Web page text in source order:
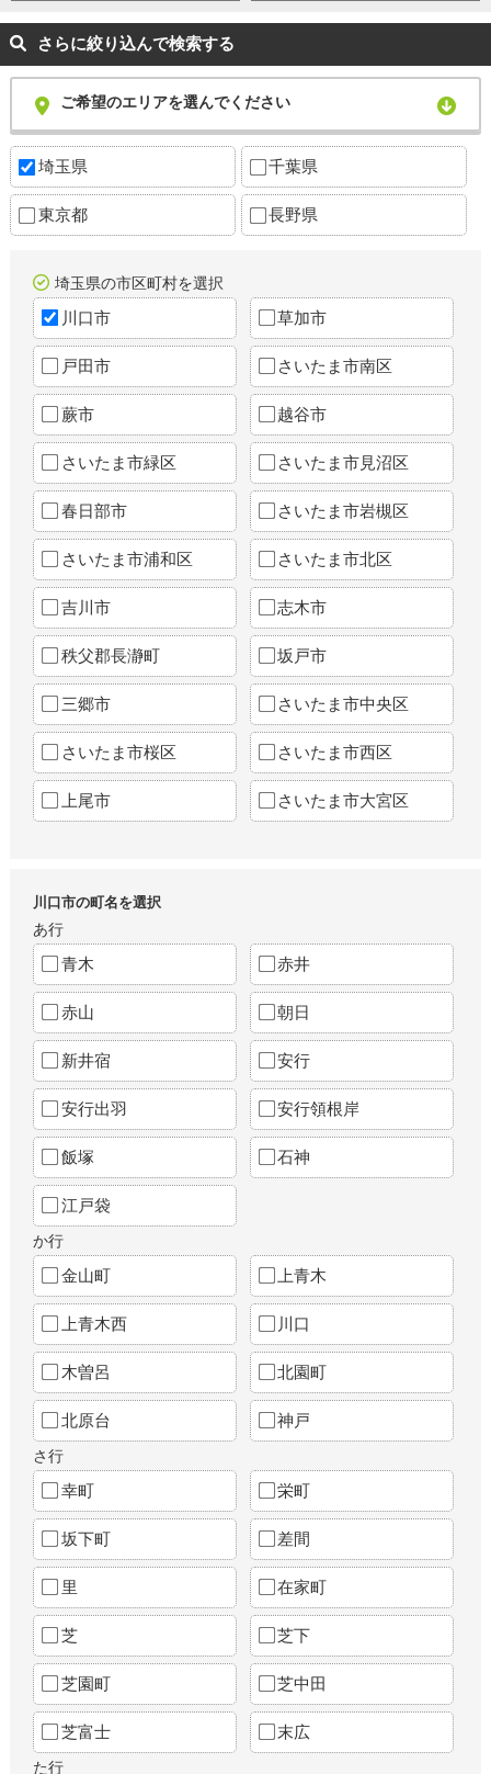
さらに絞り込んで検索する
ご希望のエリアを選んでください
埼玉県 千葉県
東京都 長野県
埼玉県の市区町村を選択
川口市 草加市
戸田市 さいたま市南区
蕨市 越谷市
さいたま市緑区 さいたま市見沼区
春日部市 さいたま市岩槻区
さいたま市浦和区 さいたま市北区
吉川市 志木市
秩父郡長瀞町 坂戸市
三郷市 さいたま市中央区
さいたま市桜区 さいたま市西区
上尾市 さいたま市大宮区
川口市の町名を選択
あ行
青木 赤井
赤山 朝日
新井宿 安行
安行出羽 安行領根岸
飯塚 石神
江戸袋
か行
金山町 上青木
上青木西 川口
木曽呂 北園町
北原台 神戸
さ行
幸町 栄町
坂下町 差間
里 在家町
芝 芝下
芝園町 芝中田
芝富士 末広
た行